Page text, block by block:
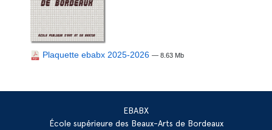
Plaquette ebabx 2025-2026 — 8.63 Mb
EBABX
École supérieure des Beaux-Arts de Bordeaux